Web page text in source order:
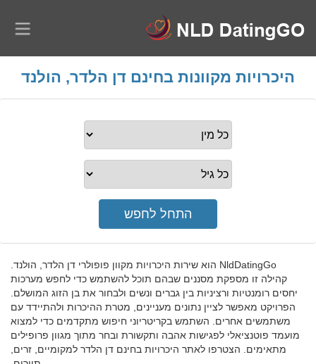
היכרויות מקוונות בחינם דן הלדר, הולנד
NldDatingGo הוא שירות היכרויות מקוון פופולרי דן הלדר, הולנד.
קהילה זו מספקת מסננים שבהם תוכל להשתמש כדי לחפש מערכות
יחסים רומנטיות ורציניות בין גברים ונשים ולבחור את בן הזוג המושלם.
הפרויקט מאפשר לציין נתונים מעניינים, מטרת ההיכרות ולהתיידד עם
משתמשים אחרים. השתמש בקריטריוני חיפוש מתקדמים כדי למצוא
מועמד פוטנציאלי לפגישות אהבה ותקשורת ובחר מתוך מגוון פרופילים
מתאימים. הצטרפו לאתר היכרויות בחינם דן הלדר למקומיים, זרים,